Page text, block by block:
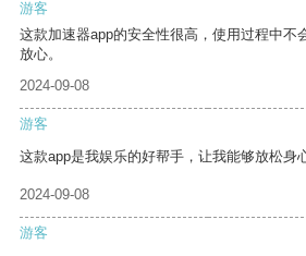
游客
这款加速器app的安全性很高，使用过程中不
放心。
2024-09-08
游客
这款app是我娱乐的好帮手，让我能够放松身
2024-09-08
游客